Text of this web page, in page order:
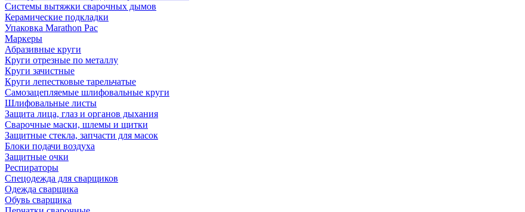
Системы вытяжки сварочных дымов
Керамические подкладки
Упаковка Marathon Pac
Маркеры
Абразивные круги
Круги отрезные по металлу
Круги зачистные
Круги лепестковые тарельчатые
Самозацепляемые шлифовальные круги
Шлифовальные листы
Защита лица, глаз и органов дыхания
Сварочные маски, шлемы и щитки
Защитные стекла, запчасти для масок
Блоки подачи воздуха
Защитные очки
Респираторы
Спецодежда для сварщиков
Одежда сварщика
Обувь сварщика